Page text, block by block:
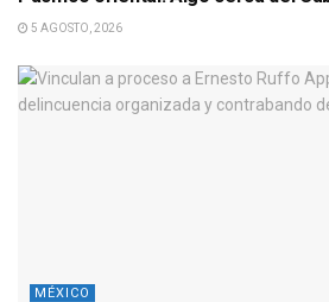
5 AGOSTO, 2026
MÉXICO